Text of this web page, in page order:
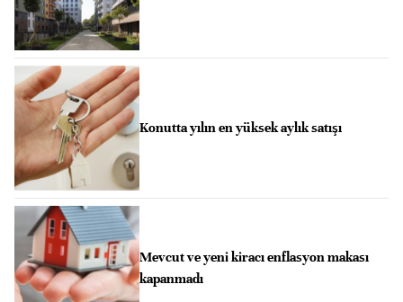
Konutta yılın en yüksek aylık satışı
Mevcut ve yeni kiracı enflasyon makası
kapanmadı